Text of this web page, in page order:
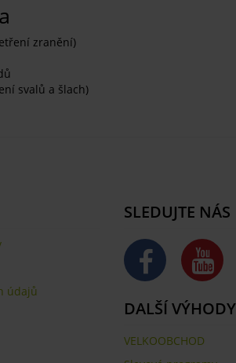
zranění)
svalů a šlach)
údajů
SLEDUJTE NÁS
DALŠÍ VÝHODY
VELKOOBCHOD